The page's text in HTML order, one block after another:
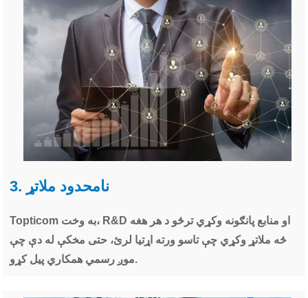
3. نامحدود ملاتړ
Topticom به وخت، R&D او منابع پانګونه وکړي ترڅو د هر هغه
څه ملاتړ وکړي چې تاسو ورته اړتیا لرئ، حتی مخکې له دې چې
موږ رسمي همکاري پیل کړو.